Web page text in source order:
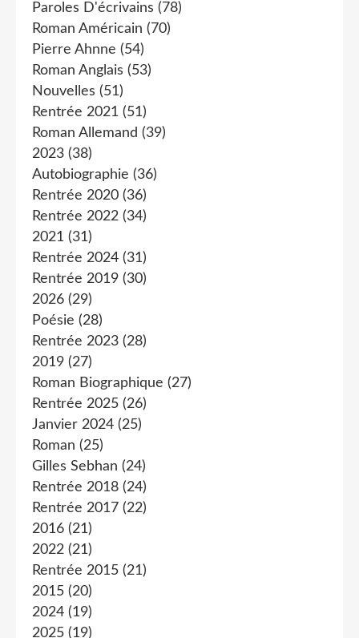
Paroles D'écrivains (78)
Roman Américain (70)
Pierre Ahnne (54)
Roman Anglais (53)
Nouvelles (51)
Rentrée 2021 (51)
Roman Allemand (39)
2023 (38)
Autobiographie (36)
Rentrée 2020 (36)
Rentrée 2022 (34)
2021 (31)
Rentrée 2024 (31)
Rentrée 2019 (30)
2026 (29)
Poésie (28)
Rentrée 2023 (28)
2019 (27)
Roman Biographique (27)
Rentrée 2025 (26)
Janvier 2024 (25)
Roman (25)
Gilles Sebhan (24)
Rentrée 2018 (24)
Rentrée 2017 (22)
2016 (21)
2022 (21)
Rentrée 2015 (21)
2015 (20)
2024 (19)
2025 (19)